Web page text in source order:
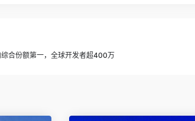
合份额第一，全球开发者超400万